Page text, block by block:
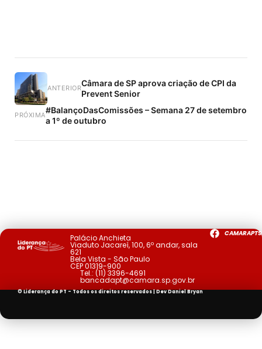
ANTERIORCâmara de SP aprova criação de CPI da
Prevent Senior
PRÓXIMA#BalançoDasComissões – Semana 27 de setembro
a 1º de outubro
Palácio Anchieta
Viaduto Jacareí, 100, 6º andar, sala
621
Bela Vista - São Paulo
CEP 01319-900
Tel.: (11) 3396-4691
bancadapt@camara.sp.gov.br
© Liderança do PT - Todos os direitos reservados | DevDaniel Bryan